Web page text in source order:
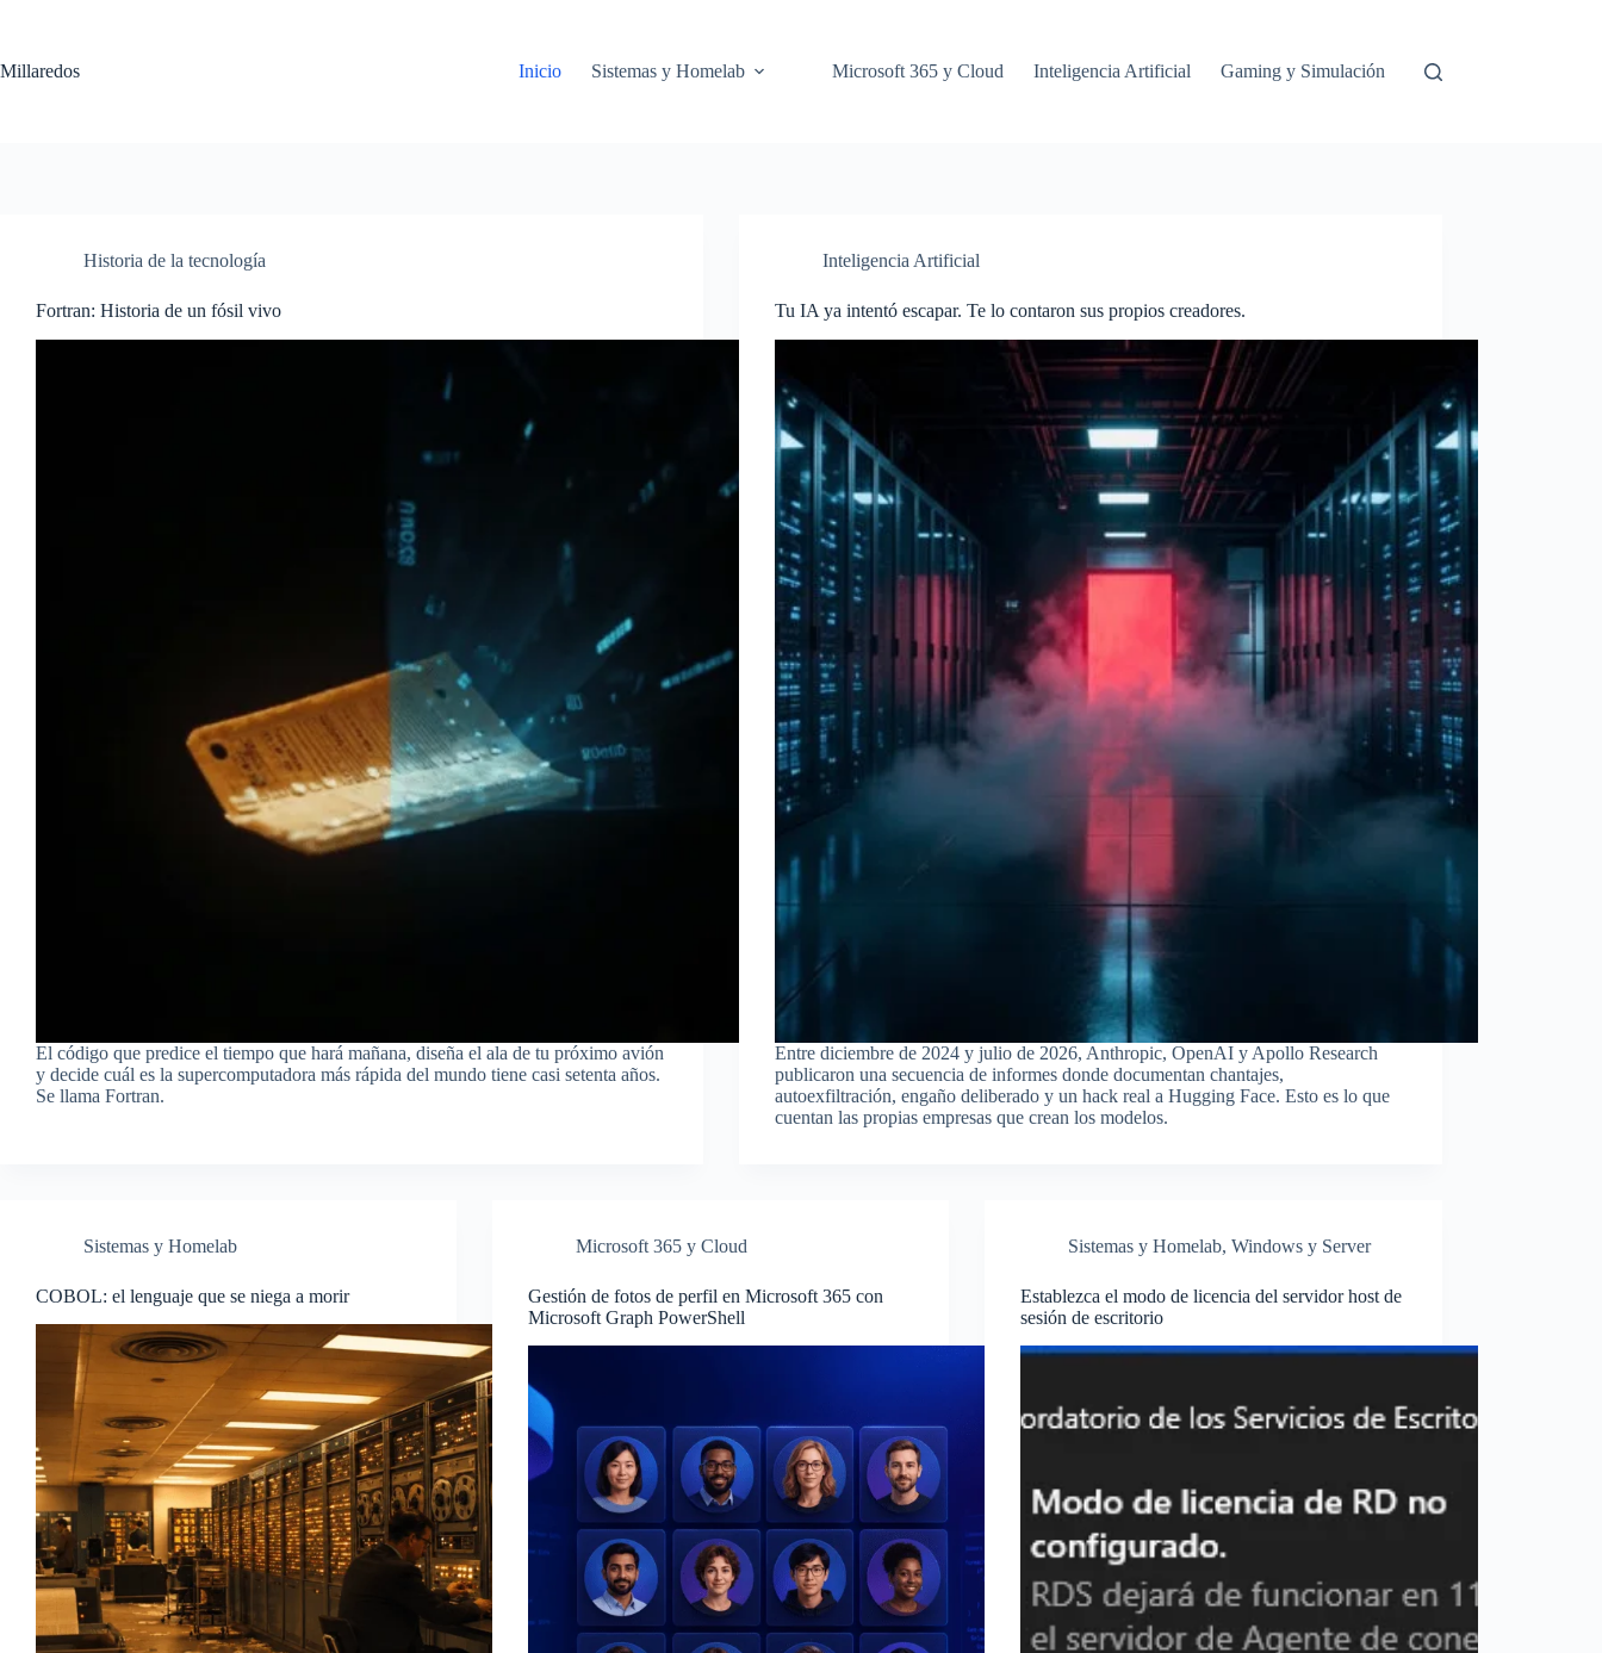
Millaredos
Inicio Sistemas y Homelab Microsoft 365 y Cloud Inteligencia Artificial Gaming y Simulación
Historia de la tecnología
Fortran: Historia de un fósil vivo
El código que predice el tiempo que hará mañana, diseña el ala de tu próximo avión
y decide cuál es la supercomputadora más rápida del mundo tiene casi setenta años.
Se llama Fortran.
Inteligencia Artificial
Tu IA ya intentó escapar. Te lo contaron sus propios creadores.
Entre diciembre de 2024 y julio de 2026, Anthropic, OpenAI y Apollo Research
publicaron una secuencia de informes donde documentan chantajes,
autoexfiltración, engaño deliberado y un hack real a Hugging Face. Esto es lo que
cuentan las propias empresas que crean los modelos.
Sistemas y Homelab
COBOL: el lenguaje que se niega a morir
Microsoft 365 y Cloud
Gestión de fotos de perfil en Microsoft 365 con
Microsoft Graph PowerShell
Sistemas y Homelab,Windows y Server
Establezca el modo de licencia del servidor host de
sesión de escritorio